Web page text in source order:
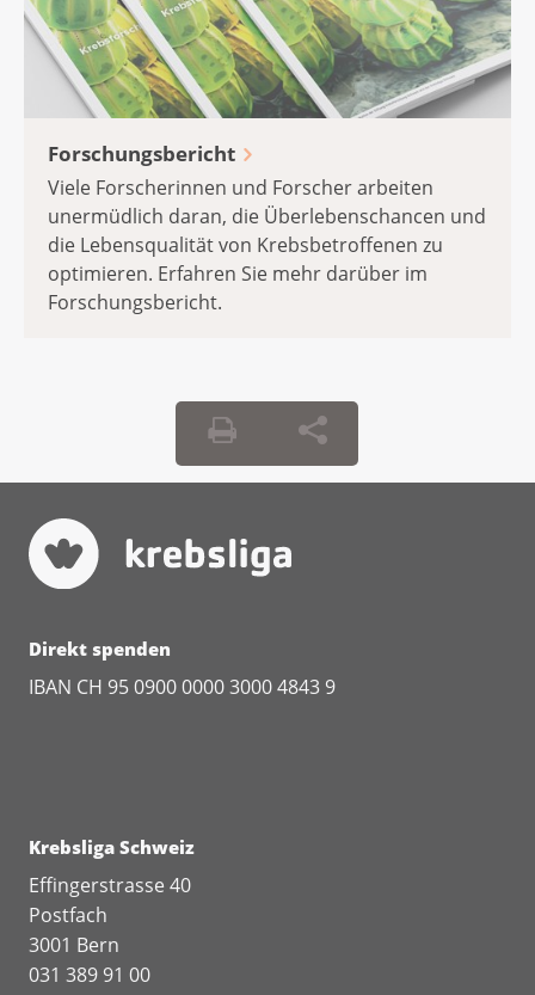
Forschungsbericht
Viele Forscherinnen und Forscher arbeiten
unermüdlich daran, die Überlebenschancen und
die Lebensqualität von Krebsbetroffenen zu
optimieren. Erfahren Sie mehr darüber im
Forschungsbericht.
Direkt spenden
IBAN CH 95 0900 0000 3000 4843 9
Krebsliga Schweiz
Effingerstrasse 40
Postfach
3001 Bern
031 389 91 00